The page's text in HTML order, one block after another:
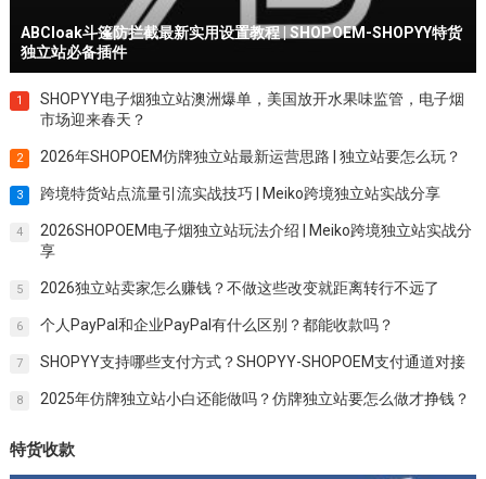
ABCloak斗篷防拦截最新实用设置教程 | SHOPOEM-SHOPYY特货
独立站必备插件
1
SHOPYY电子烟独立站澳洲爆单，美国放开水果味监管，电子烟
市场迎来春天？
2 2026年SHOPOEM仿牌独立站最新运营思路 | 独立站要怎么玩？
3 跨境特货站点流量引流实战技巧 | Meiko跨境独立站实战分享
4
2026SHOPOEM电子烟独立站玩法介绍 | Meiko跨境独立站实战分
享
5 2026独立站卖家怎么赚钱？不做这些改变就距离转行不远了
6 个人PayPal和企业PayPal有什么区别？都能收款吗？
7 SHOPYY支持哪些支付方式？SHOPYY-SHOPOEM支付通道对接
8 2025年仿牌独立站小白还能做吗？仿牌独立站要怎么做才挣钱？
特货收款